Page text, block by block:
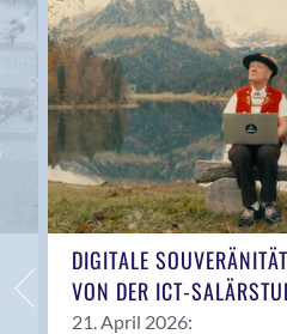
Anwil
Appenzell
Au SG
Baar
Baden
Balsthal
Balzers
Basel
Bassersdorf
Belp
DIGITALE
VON DER ICT-
21. April 2026: